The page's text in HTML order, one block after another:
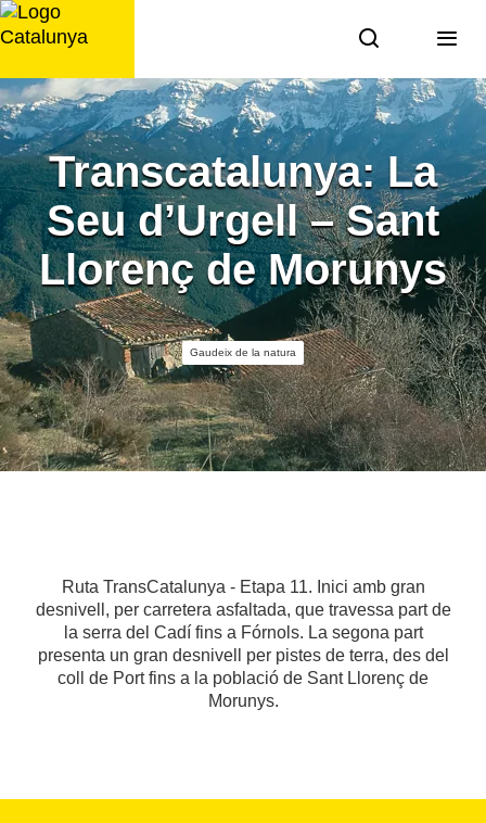
Saltar
al
Transcatalunya: La
Seu d’Urgell – Sant
Llorenç de Morunys
Gaudeix de la natura
Ruta TransCatalunya - Etapa 11. Inici amb gran
desnivell, per carretera asfaltada, que travessa part de
la serra del Cadí fins a Fórnols. La segona part
presenta un gran desnivell per pistes de terra, des del
coll de Port fins a la població de Sant Llorenç de
Morunys.